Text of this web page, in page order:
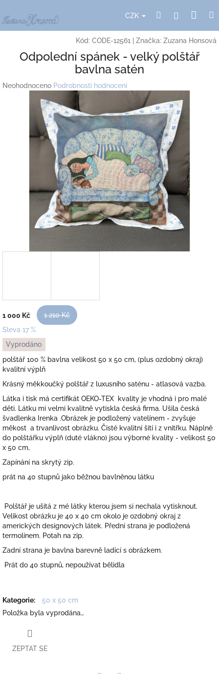
na
obsah
CZK HledatPřihlášení
Kód: CODE-12561 Značka: Zuzana Honsová
Odpolední spánek - velký polštář
bavlna satén
Průměrné
Neohodnoceno Podrobnosti hodnocení
1 000 Kč
1 210 Kč
Sleva 17 %
Měrná
cena:
Vyprodáno
polštář 100 % bavlna velikost 50 x 50 cm, (plus ozdobný okraj)
kvalitní výplň
Krásný měkkoučký polštář z luxusního saténu - atlasová vazba.
Látka i tisk má certifikát OEKO-TEX kvality je vhodná i pro malé
děti. Látku mi velmi kvalitně vytiskla česká firma. Ušila česká
švadlenka Irenka .Obrázek je podložený vatelínem - zvyšuje
měkost a trvanlivost obrázku. Čisté kvalitní šití i z vnitřku. Náplně
do polštářku výplň (duté vlákno) jsou výborné kvality - velikost 50
x 50 cm,
Zapínání na skrytý zip.
prát na 40 stupnů jako běžnou bavlněnou látku
Polštář je ušitá z mé látky kterou jsem si nechala vytisknout.
Velikost obrázku je 40 x 40 cm okolo je ozdobný okraj z
amerických designových látek. Přední strana je podložená
termolínem. Potah na zip.
Zadní strana je bavlna barevně ladící s obrázkem.
Prát do 40 stupnů, nepoužívat bělidla
Kategorie:
50 x 50 cm
Položka byla vyprodána…
ZEPTAT SE